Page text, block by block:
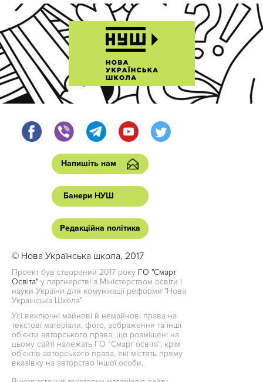
Напишіть нам
Банери НУШ
Редакційна політика
© Нова Українська школа, 2017
Проект був створений 2017 року ГО "Смарт
Освіта" у партнерстві з Міністерством освіти і
науки України для комунікації реформи "Нова
Українська Школа"
Усі виключні майнові й немайнові права на
текстові матеріали, фото, зображення та інші
об’єкти авторського права, що розміщені на
цьому сайті належать ГО “Смарт освіта”, крім
об’єктів авторського права, які містять пряму
вказівку на авторство іншої особи.